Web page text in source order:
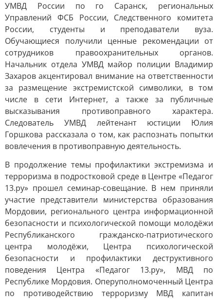
УМВД России по го Саранск, региональных
Управлений ФСБ России, Следственного комитета
России, студенты и преподаватели вуза.
Обучающиеся получили ценные рекомендации от
сотрудников правоохранительных органов.
Начальник отдела УМВД майор полиции Владимир
Захаров акцентировал внимание на ответственности
за размещение экстремистской символики, в том
числе в сети Интернет, а также за публичные
высказывания противоправного характера.
Следователь УМВД лейтенант юстиции Юлия
Горшкова рассказала о том, как распознать попытки
вовлечения в противоправную деятельность.
В продолжение темы профилактики экстремизма и
терроризма в подростковой среде в Центре «Педагог
13.ру» прошел семинар-совещание. В нем приняли
участие представители министерства образования
Мордовии, регионального центра информационной
безопасности и психологической помощи молодёжи
Республиканского гражданско-патриотического
центра молодёжи, Центра психологической
безопасности и профилактики деструктивного
поведения Центра «Педагог 13.ру», МВД по
Республике Мордовия. Оперуполномоченный Центра
по противодействию терроризму МВД капитан